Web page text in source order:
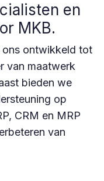
en
MKB.
ons ontwikkeld tot
van maatwerk
bieden we
op
CRM en MRP
van